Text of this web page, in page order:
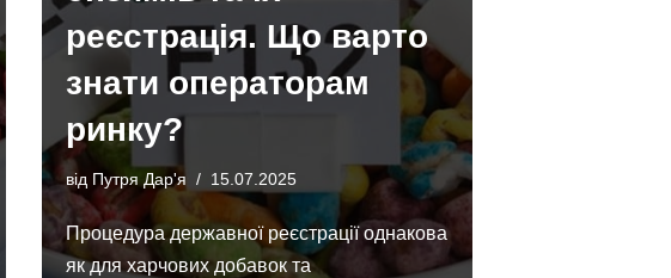
реєстрація. Що варто
знати операторам
ринку?
від Путря Дар'я 15.07.2025
Процедура державної реєстрації однакова
як для харчових добавок та